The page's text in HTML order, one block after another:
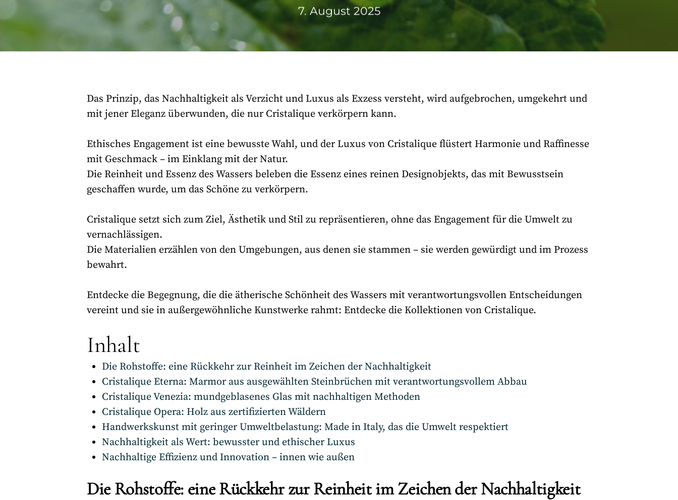
7. August 2025
Das Prinzip, das Nachhaltigkeit als Verzicht und Luxus als Exzess versteht, wird aufgebrochen, umgekehrt und
mit jener Eleganz überwunden, die nur Cristalique verkörpern kann.
Ethisches Engagement ist eine bewusste Wahl, und der Luxus von Cristalique flüstert Harmonie und Raffinesse
mit Geschmack – im Einklang mit der Natur.
Die Reinheit und Essenz des Wassers beleben die Essenz eines reinen Designobjekts, das mit Bewusstsein
geschaffen wurde, um das Schöne zu verkörpern.
Cristalique setzt sich zum Ziel, Ästhetik und Stil zu repräsentieren, ohne das Engagement für die Umwelt zu
vernachlässigen.
Die Materialien erzählen von den Umgebungen, aus denen sie stammen – sie werden gewürdigt und im Prozess
bewahrt.
Entdecke die Begegnung, die die ätherische Schönheit des Wassers mit verantwortungsvollen Entscheidungen
vereint und sie in außergewöhnliche Kunstwerke rahmt: Entdecke die Kollektionen von Cristalique.
Inhalt
Die Rohstoffe: eine Rückkehr zur Reinheit im Zeichen der Nachhaltigkeit
Cristalique Eterna: Marmor aus ausgewählten Steinbrüchen mit verantwortungsvollem Abbau
Cristalique Venezia: mundgeblasenes Glas mit nachhaltigen Methoden
Cristalique Opera: Holz aus zertifizierten Wäldern
Handwerkskunst mit geringer Umweltbelastung: Made in Italy, das die Umwelt respektiert
Nachhaltigkeit als Wert: bewusster und ethischer Luxus
Nachhaltige Effizienz und Innovation – innen wie außen
Die Rohstoffe: eine Rückkehr zur Reinheit im Zeichen der Nachhaltigkeit